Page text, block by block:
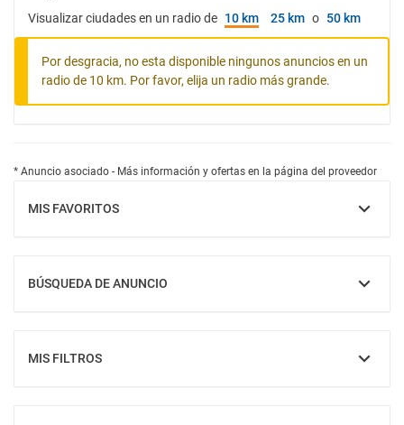
Visualizar ciudades en un radio de 10 km 25 km o 50 km
Por desgracia, no esta disponible ningunos anuncios en un
radio de 10 km. Por favor, elija un radio más grande.
* Anuncio asociado - Más información y ofertas en la página del proveedor
MIS FAVORITOS
MOSTRAR
BÚSQUEDA DE ANUNCIO
MOSTRAR
MIS FILTROS
MOSTRAR